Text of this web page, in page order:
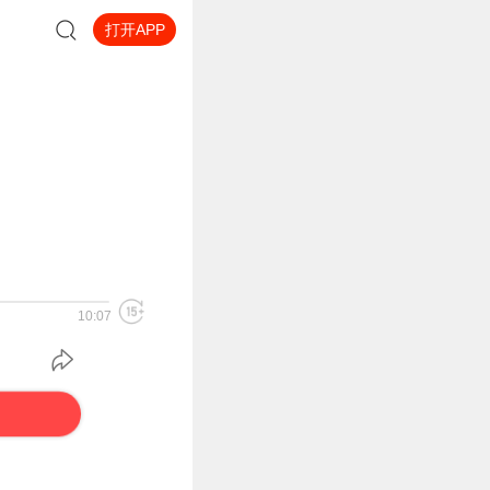
打开APP
10:07